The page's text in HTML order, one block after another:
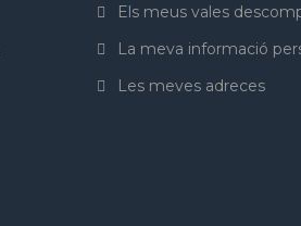
Els meus vales
La meva informació
Les meves adreces